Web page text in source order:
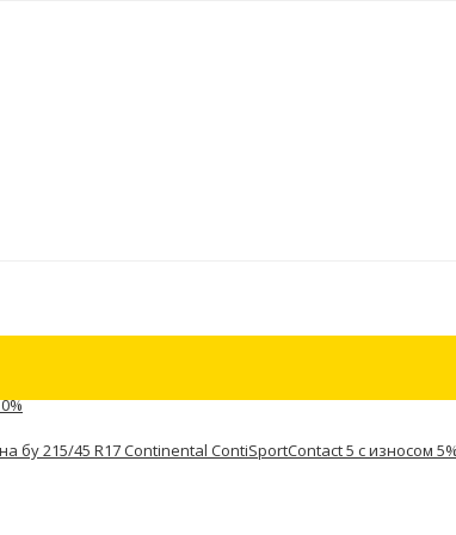
бу 215/45 R17 Continental ContiSportContact 5 с износом 5%